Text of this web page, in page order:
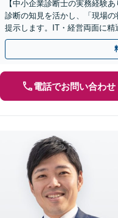
【中小企業診断士の実務経験
診断の知見を活かし、「現場
提示します。IT・経営両面に
決までサポート！【初回面談
電話でお問い合わせ